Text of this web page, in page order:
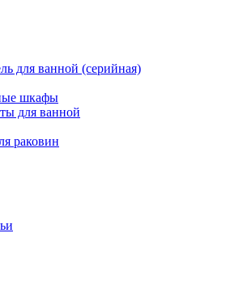
для ванной (серийная)
шкафы
для ванной
раковин